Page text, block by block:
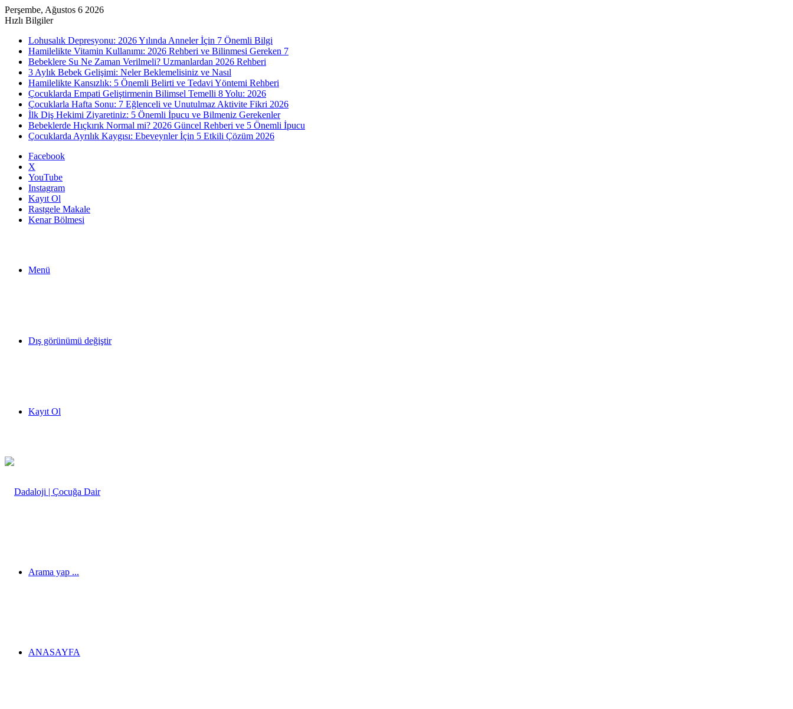
Perşembe, Ağustos 6 2026
Hızlı Bilgiler
Lohusalık Depresyonu: 2026 Yılında Anneler İçin 7 Önemli Bilgi
Hamilelikte Vitamin Kullanımı: 2026 Rehberi ve Bilinmesi Gereken 7
Bebeklere Su Ne Zaman Verilmeli? Uzmanlardan 2026 Rehberi
3 Aylık Bebek Gelişimi: Neler Beklemelisiniz ve Nasıl
Hamilelikte Kansızlık: 5 Önemli Belirti ve Tedavi Yöntemi Rehberi
Çocuklarda Empati Geliştirmenin Bilimsel Temelli 8 Yolu: 2026
Çocuklarla Hafta Sonu: 7 Eğlenceli ve Unutulmaz Aktivite Fikri 2026
İlk Diş Hekimi Ziyaretiniz: 5 Önemli İpucu ve Bilmeniz Gerekenler
Bebeklerde Hıçkırık Normal mi? 2026 Güncel Rehberi ve 5 Önemli İpucu
Çocuklarda Ayrılık Kaygısı: Ebeveynler İçin 5 Etkili Çözüm 2026
Facebook
X
YouTube
Instagram
Kayıt Ol
Rastgele Makale
Kenar Bölmesi
Menü
Dış görünümü değiştir
Kayıt Ol
Arama yap ...
ANASAYFA